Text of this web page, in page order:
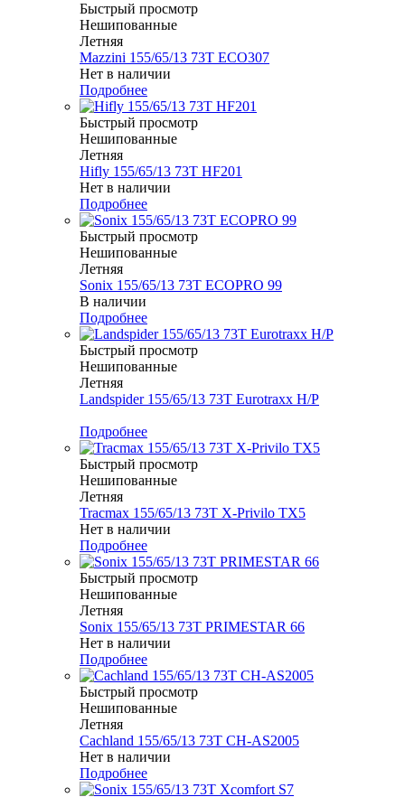
Быстрый просмотр
Нешипованные
Летняя
Mazzini 155/65/13 73T ECO307
Нет в наличии
Подробнее
Быстрый просмотр
Нешипованные
Летняя
Hifly 155/65/13 73T HF201
Нет в наличии
Подробнее
Быстрый просмотр
Нешипованные
Летняя
Sonix 155/65/13 73T ECOPRO 99
В наличии
Подробнее
Быстрый просмотр
Нешипованные
Летняя
Landspider 155/65/13 73T Eurotraxx H/P
Подробнее
Быстрый просмотр
Нешипованные
Летняя
Tracmax 155/65/13 73T X-Privilo TX5
Нет в наличии
Подробнее
Быстрый просмотр
Нешипованные
Летняя
Sonix 155/65/13 73T PRIMESTAR 66
Нет в наличии
Подробнее
Быстрый просмотр
Нешипованные
Летняя
Cachland 155/65/13 73T CH-AS2005
Нет в наличии
Подробнее